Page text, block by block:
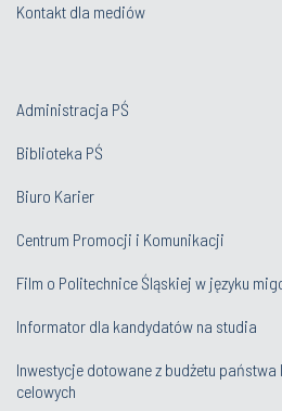
Kontakt dla mediów
Administracja PŚ
Biblioteka PŚ
Biuro Karier
Centrum Promocji i Komunikacji
Film o Politechnice Śląskiej w języku
Informator dla kandydatów na studia
Inwestycje dotowane z budżetu
celowych